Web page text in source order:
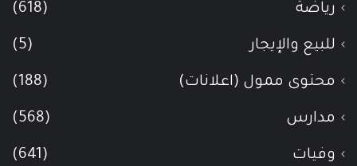
رياضة (618)
للبيع والإيجار (5)
محتوى ممول (اعلانات) (188)
مدارس (568)
وفيات (641)